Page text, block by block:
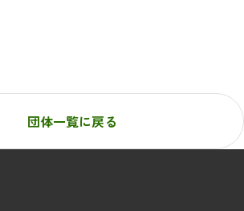
団体一覧に戻る